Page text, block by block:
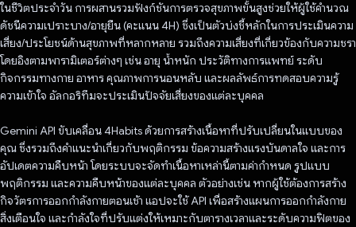
ในชีวิตประจำวัน การผสานรวมฟังก์ชันการตรวจสุขภาพขั้นสูงช่วยให้ผู้ใช้คำนวณ
ดัชนีความเปราะบาง/อายุยืน (คะแนน 4H) ซึ่งเป็นตัวบ่งชี้หลักในการประเมินความ
เสี่ยง/ประโยชน์ด้านสุขภาพที่หลากหลาย รวมถึงความเสี่ยงที่เกี่ยวข้องกับความชรา
โดยอิงตามพารามิเตอร์ต่างๆ เช่น อายุ น้ำหนัก ประวัติทางการแพทย์ ระดับ
กิจกรรมทางกาย อาหาร คุณภาพการนอนหลับ และผลลัพธ์การทดสอบความรู้
ความเข้าใจ อัลกอริทึมจะประเมินปัจจัยเสี่ยงของแต่ละบุคคล
Gemini API ขับเคลื่อน 4Habits ด้วยการสร้างเนื้อหาที่ปรับเปลี่ยนในแบบของ
คุณ ซึ่งรวมถึงคำแนะนำเกี่ยวกับพฤติกรรม ข้อความสร้างแรงบันดาลใจ และการ
อัปเดตความคืบหน้า โดยระบบจะจัดทำเนื้อหาเหล่านี้ตามค่ากำหนด รูปแบบ
พฤติกรรม และความคืบหน้าของแต่ละบุคคล ตัวอย่างเช่น หากผู้ใช้ต้องการสร้าง
กิจวัตรการออกกำลังกายตอนเช้า แอปจะใช้ API เพื่อสร้างแผนการออกกำลังกาย
สิ่งเตือนใจ และกำลังใจที่ปรับแต่งให้เหมาะกับตารางเวลาและระดับความฟิตของ